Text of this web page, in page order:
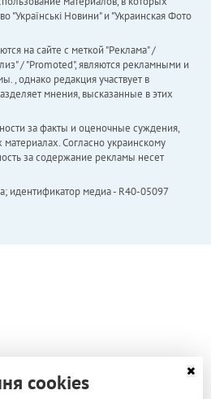
"Українськi Новини" и "Украинская Фото
на сайте с меткой "Реклама" /
/ "Promoted", являются рекламными и
, однако редакция участвует в
мнения, высказанные в этих
за факты и оценочные суждения,
Согласно украинскому
за содержание рекламы несет
идентификатор медиа - R40-05097
cookies